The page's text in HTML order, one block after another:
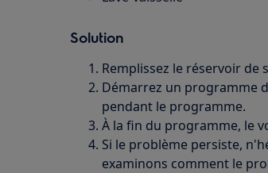
Solution
Remplissez le réservoir de
Démarrez un programme
pendant le programme.
À la fin du programme, le
Si le problème persiste,
examinons comment le